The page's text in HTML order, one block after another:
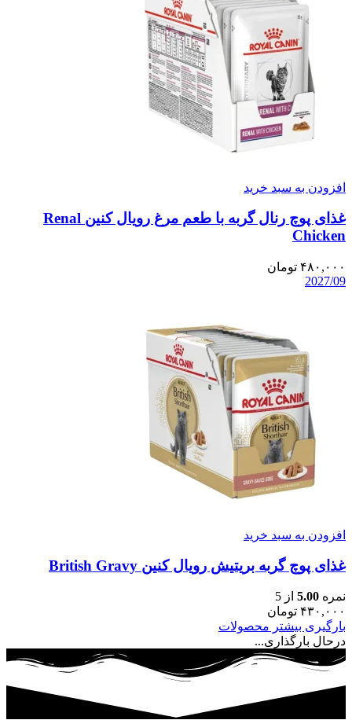
افزودن به سبد خرید
غذای پوچ رنال گربه با طعم مرغ رویال کنین Renal
Chicken
۴۸۰,۰۰۰ تومان
2027/09
افزودن به سبد خرید
غذای پوچ گربه بریتیش رویال کنین British Gravy
نمره 5.00 از 5
۴۳۰,۰۰۰ تومان
بارگیری بیشتر محصولات
درحال بارگذاری...